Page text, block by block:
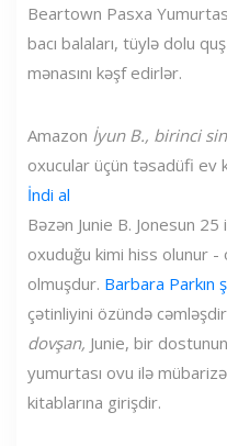
Beartown Pasxa
bacı balaları, tüylə dolu
mənasını kəşf edirlər.
Amazon İyun B., birinci
oxucular üçün təsadüfi ev
İndi al
Bəzən Junie B. Jonesun
oxuduğu kimi hiss olunur -
olmuşdur. Barbara Parkın
çətinliyini özündə
dovşan, Junie, bir
yumurtası ovu ilə
kitablarına girişdir.